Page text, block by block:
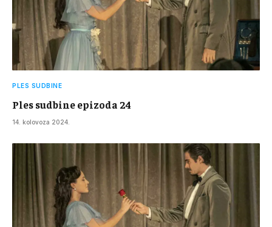
PLES SUDBINE
Ples sudbine epizoda 24
14. kolovoza 2024.